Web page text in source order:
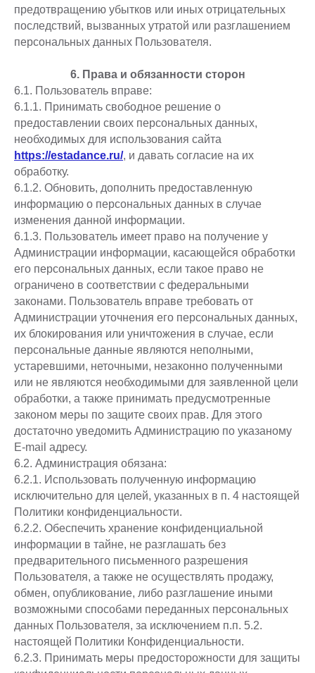
предотвращению убытков или иных отрицательных
последствий, вызванных утратой или разглашением
персональных данных Пользователя.
6. Права и обязанности сторон
6.1. Пользователь вправе:
6.1.1. Принимать свободное решение о
предоставлении своих персональных данных,
необходимых для использования сайта
https://estadance.ru/, и давать согласие на их
обработку.
6.1.2. Обновить, дополнить предоставленную
информацию о персональных данных в случае
изменения данной информации.
6.1.3. Пользователь имеет право на получение у
Администрации информации, касающейся обработки
его персональных данных, если такое право не
ограничено в соответствии с федеральными
законами. Пользователь вправе требовать от
Администрации уточнения его персональных данных,
их блокирования или уничтожения в случае, если
персональные данные являются неполными,
устаревшими, неточными, незаконно полученными
или не являются необходимыми для заявленной цели
обработки, а также принимать предусмотренные
законом меры по защите своих прав. Для этого
достаточно уведомить Администрацию по указаному
E-mail адресу.
6.2. Администрация обязана:
6.2.1. Использовать полученную информацию
исключительно для целей, указанных в п. 4 настоящей
Политики конфиденциальности.
6.2.2. Обеспечить хранение конфиденциальной
информации в тайне, не разглашать без
предварительного письменного разрешения
Пользователя, а также не осуществлять продажу,
обмен, опубликование, либо разглашение иными
возможными способами переданных персональных
данных Пользователя, за исключением п.п. 5.2.
настоящей Политики Конфиденциальности.
6.2.3. Принимать меры предосторожности для защиты